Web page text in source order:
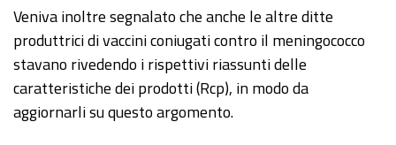
Veniva inoltre segnalato che anche le altre ditte
produttrici di vaccini coniugati contro il meningococco
stavano rivedendo i rispettivi riassunti delle
caratteristiche dei prodotti (Rcp), in modo da
aggiornarli su questo argomento.